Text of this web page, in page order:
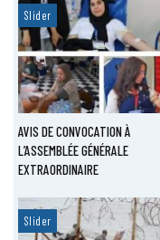
Slider
AVIS DE CONVOCATION À
L’ASSEMBLÉE GÉNÉRALE
EXTRAORDINAIRE
Slider